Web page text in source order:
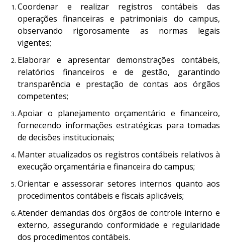
Coordenar e realizar registros contábeis das
operações financeiras e patrimoniais do campus,
observando rigorosamente as normas legais
vigentes;
Elaborar e apresentar demonstrações contábeis,
relatórios financeiros e de gestão, garantindo
transparência e prestação de contas aos órgãos
competentes;
Apoiar o planejamento orçamentário e financeiro,
fornecendo informações estratégicas para tomadas
de decisões institucionais;
Manter atualizados os registros contábeis relativos à
execução orçamentária e financeira do campus;
Orientar e assessorar setores internos quanto aos
procedimentos contábeis e fiscais aplicáveis;
Atender demandas dos órgãos de controle interno e
externo, assegurando conformidade e regularidade
dos procedimentos contábeis.